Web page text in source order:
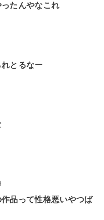
たんやなこれ
とるなー
品って性格悪いやつば